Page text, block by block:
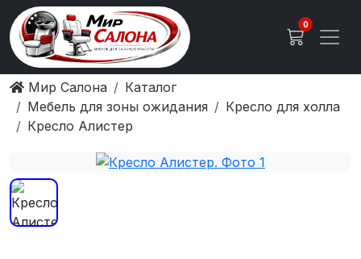
0
Мир Салона
Каталог
Мебель для зоны ожидания
Кресло для холла
Кресло Алистер